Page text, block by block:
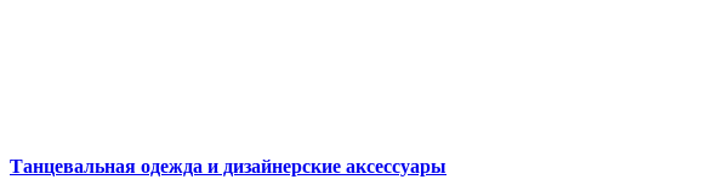
Танцевальная одежда и дизайнерские аксессуары